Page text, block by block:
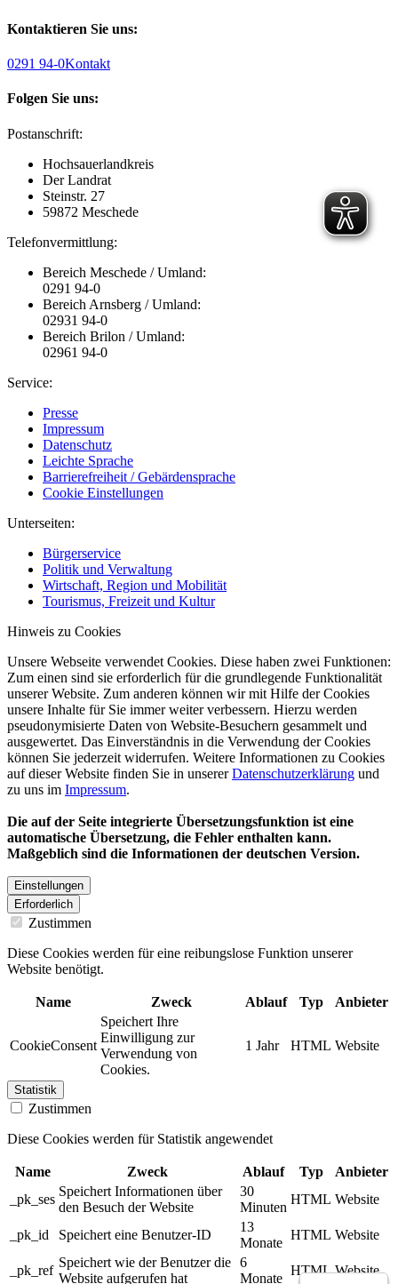
Kontaktieren Sie uns:
0291 94-0Kontakt
Folgen Sie uns:
Postanschrift:
Hochsauerlandkreis
Der Landrat
Steinstr. 27
59872 Meschede
Telefonvermittlung:
Bereich Meschede / Umland:
0291 94-0
Bereich Arnsberg / Umland:
02931 94-0
Bereich Brilon / Umland:
02961 94-0
Service:
Presse
Impressum
Datenschutz
Leichte Sprache
Barrierefreiheit / Gebärdensprache
Cookie Einstellungen
Unterseiten:
Bürgerservice
Politik und Verwaltung
Wirtschaft, Region und Mobilität
Tourismus, Freizeit und Kultur
Hinweis zu Cookies
Unsere Webseite verwendet Cookies. Diese haben zwei Funktionen:
Zum einen sind sie erforderlich für die grundlegende Funktionalität
unserer Website. Zum anderen können wir mit Hilfe der Cookies
unsere Inhalte für Sie immer weiter verbessern. Hierzu werden
pseudonymisierte Daten von Website-Besuchern gesammelt und
ausgewertet. Das Einverständnis in die Verwendung der Cookies
können Sie jederzeit widerrufen. Weitere Informationen zu Cookies
auf dieser Website finden Sie in unsererDatenschutzerklärung und
zu uns im Impressum.
Die auf der Seite integrierte Übersetzungsfunktion ist eine
automatische Übersetzung, die Fehler enthalten kann.
Maßgeblich sind die Informationen der deutschen Version.
Einstellungen
Erforderlich
Zustimmen
Diese Cookies werden für eine reibungslose Funktion unserer
Website benötigt.
Name Zweck Ablauf Typ Anbieter
CookieConsent
Speichert Ihre
Einwilligung zur
Verwendung von
Cookies.
1 Jahr HTML Website
Statistik
Zustimmen
Diese Cookies werden für Statistik angewendet
Name Zweck Ablauf Typ
Anbieter
_pk_ses
Speichert Informationen über
den Besuch der Website
30
Minuten
HTML Website
_pk_id Speichert eine Benutzer-ID
13
Monate
HTML Website
_pk_ref
Speichert wie der Benutzer die
Website aufgerufen hat
6
Monate
HTML Website